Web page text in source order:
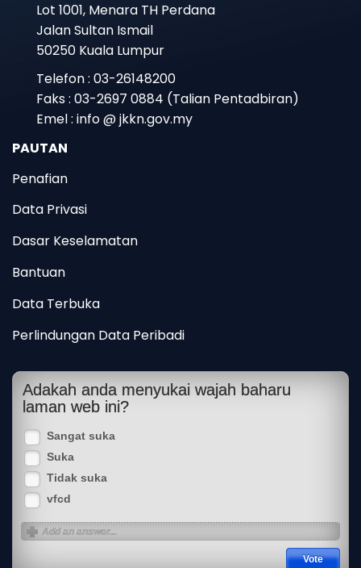
Lot 1001, Menara TH Perdana
Jalan Sultan Ismail
50250 Kuala Lumpur
Telefon : 03-26148200
Faks : 03-2697 0884 (Talian Pentadbiran)
Emel : info @ jkkn.gov.my
PAUTAN
Penafian
Data Privasi
Dasar Keselamatan
Bantuan
Data Terbuka
Perlindungan Data Peribadi
Adakah anda menyukai wajah baharu
laman web ini?
Sangat suka
Suka
Tidak suka
vfcd